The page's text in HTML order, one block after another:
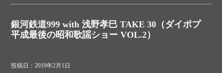
銀河鉄道999 with 浅野孝巳 TAKE 30（ダイポプ
平成最後の昭和歌謡ショー VOL.2）
投稿日：2019年2月1日